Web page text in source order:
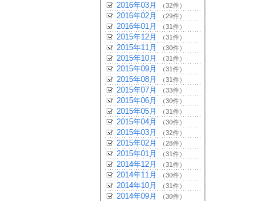
2016年03月 （32件）
2016年02月 （29件）
2016年01月 （31件）
2015年12月 （31件）
2015年11月 （30件）
2015年10月 （31件）
2015年09月 （31件）
2015年08月 （31件）
2015年07月 （33件）
2015年06月 （30件）
2015年05月 （31件）
2015年04月 （30件）
2015年03月 （32件）
2015年02月 （28件）
2015年01月 （31件）
2014年12月 （31件）
2014年11月 （30件）
2014年10月 （31件）
2014年09月 （30件）